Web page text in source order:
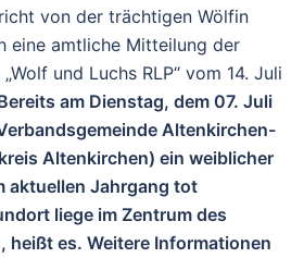
von der trächtigen Wölfin
eine amtliche Mitteilung der
und Luchs RLP“ vom 14. Juli
am Dienstag, dem 07. Juli
Altenkirchen-
Altenkirchen) ein weiblicher
aktuellen Jahrgang tot
liege im Zentrum des
heißt es. Weitere Informationen